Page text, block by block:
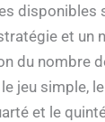
disponibles
et un
du nombre
jeu simple,
et le